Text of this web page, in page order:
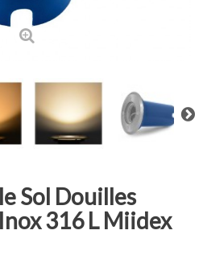
Sol Douilles
316 L Miidex